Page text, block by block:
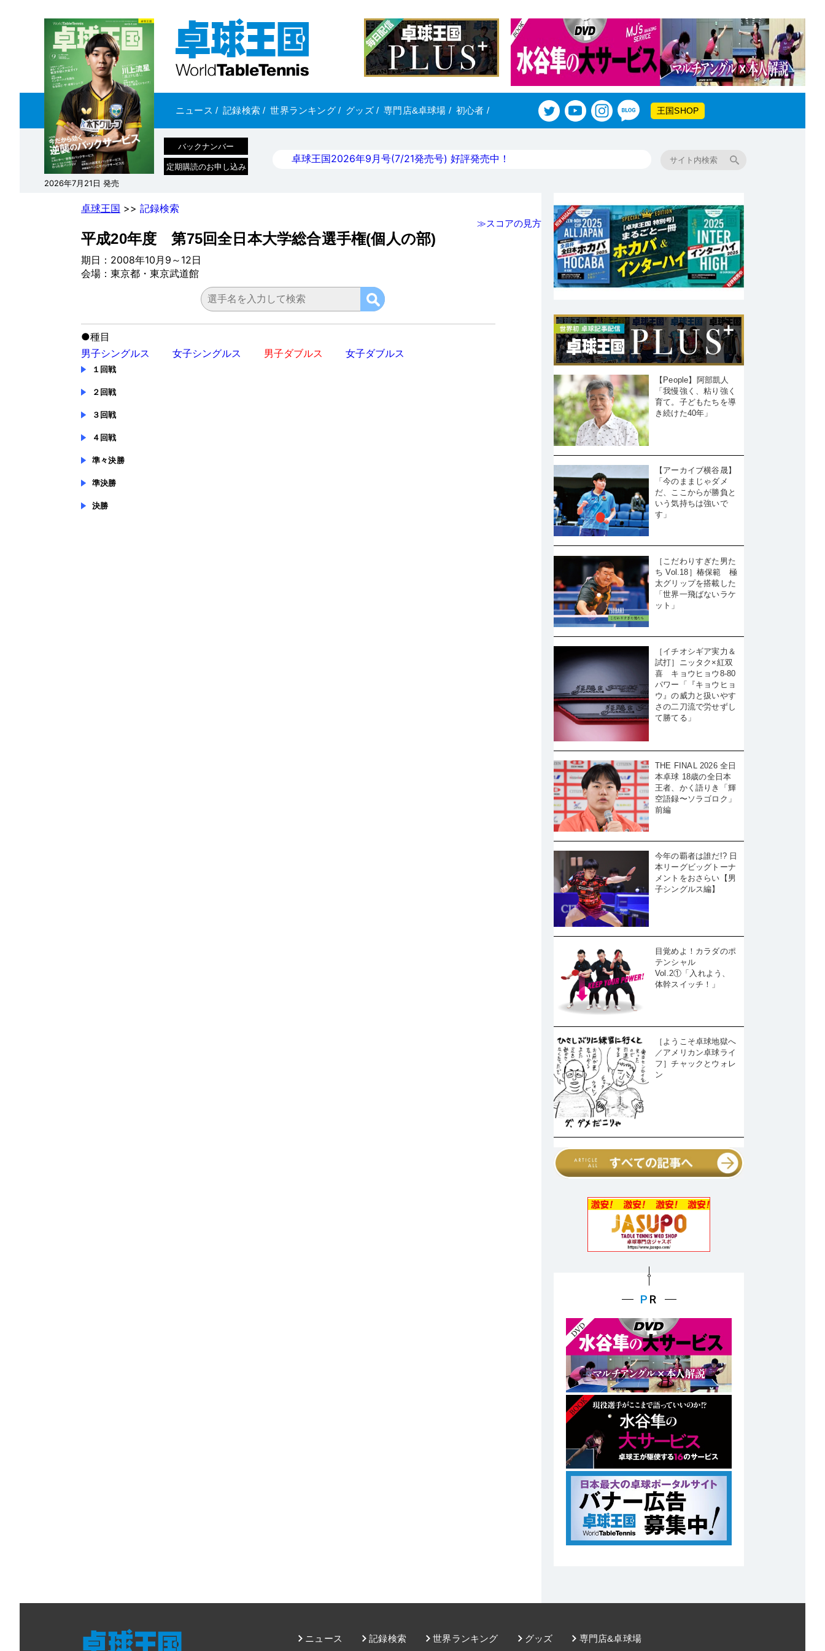
ニュース / 記録検索 / 世界ランキング/ グッズ/ 専門店&卓球場 / 初心者 / 王国SHOP
2026年7月21日 発売
バックナンバー
定期購読のお申し込み
卓球王国2026年9月号(7/21発売号) 好評発売中！
卓球王国 >> 記録検索
≫スコアの見方
平成20年度 第75回全日本大学総合選手権(個人の部)
期日：2008年10月9～12日
会場：東京都・東京武道館
●種目
男子シングルス
女子シングルス 男子ダブルス 女子ダブルス
１回戦
２回戦
３回戦
４回戦
準々決勝
準決勝
決勝
【People】阿部凱人
「我慢強く、粘り強く
育て。子どもたちを導
き続けた40年」
【アーカイブ横谷晟】
「今のままじゃダメ
だ、ここからが勝負と
いう気持ちは強いで
す」
［こだわりすぎた男た
ち Vol.18］椿保範 極
太グリップを搭載した
「世界一飛ばないラケ
ット」
［イチオシギア実力＆
試打］ニッタク×紅双
喜 キョウヒョウ8-80
パワー「『キョウヒョ
ウ』の威力と扱いやす
さの二刀流で労せずし
て勝てる」
THE FINAL 2026 全日
本卓球 18歳の全日本
王者、かく語りき「輝
空語録〜ソラゴロク」
前編
今年の覇者は誰だ!? 日
本リーグビッグトーナ
メントをおさらい【男
子シングルス編】
目覚めよ！カラダのポ
テンシャル
Vol.2①「入れよう、
体幹スイッチ！」
［ようこそ卓球地獄へ
／アメリカン卓球ライ
フ］チャックとウォレ
ン
ニュース 記録検索 世界ランキング グッズ 専門店&卓球場